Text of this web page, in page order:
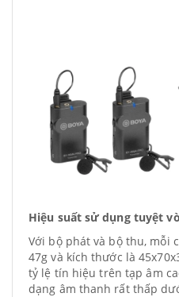
Hiệu suất sử dụng tuyệt
Với bộ phát và bộ thu, mỗi
47g và kích thước là
tỷ lệ tín hiệu trên tạp âm
dạng âm thanh rất thấp